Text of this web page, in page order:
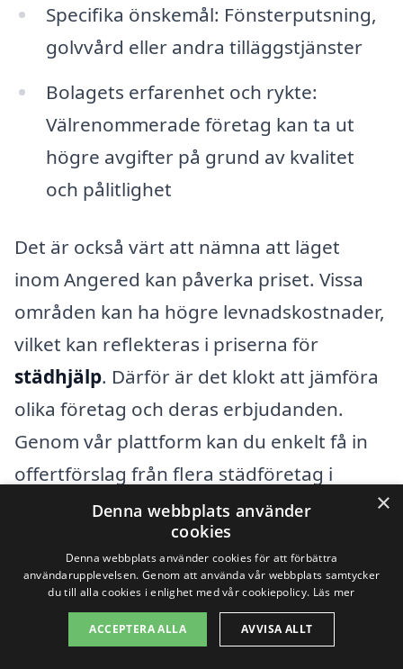
Specifika önskemål: Fönsterputsning,
golvvård eller andra tilläggstjänster
Bolagets erfarenhet och rykte:
Välrenommerade företag kan ta ut
högre avgifter på grund av kvalitet
och pålitlighet
Det är också värt att nämna att läget
inom Angered kan påverka priset. Vissa
områden kan ha högre levnadskostnader,
vilket kan reflekteras i priserna för
städhjälp. Därför är det klokt att jämföra
olika företag och deras erbjudanden.
Genom vår plattform kan du enkelt få in
offertförslag från flera städföretag i
Angered, vilket gör att du kan hitta den
bästa lösningen som passar just dina
behov och budget.
Genom att förstå de faktorer som
×
Denna webbplats använder
cookies
Denna webbplats använder cookies för att förbättra
användarupplevelsen. Genom att använda vår webbplats samtycker
du till alla cookies i enlighet med vår cookiepolicy. Läs mer
ACCEPTERA ALLA AVVISA ALLT